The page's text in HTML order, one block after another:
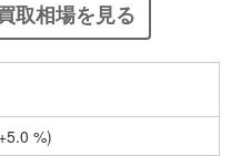
取相場を見る
%)